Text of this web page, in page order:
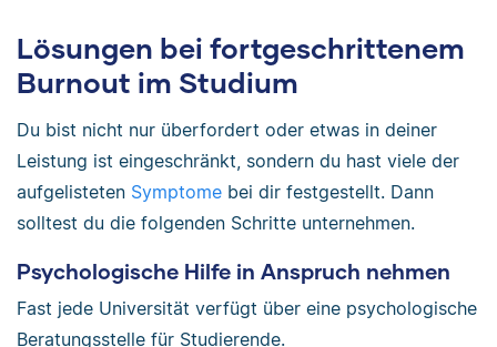
Lösungen bei fortgeschrittenem
Burnout im Studium
Du bist nicht nur überfordert oder etwas in deiner
Leistung ist eingeschränkt, sondern du hast viele der
aufgelisteten Symptome bei dir festgestellt. Dann
solltest du die folgenden Schritte unternehmen.
Psychologische Hilfe in Anspruch nehmen
Fast jede Universität verfügt über eine psychologische
Beratungsstelle für Studierende.